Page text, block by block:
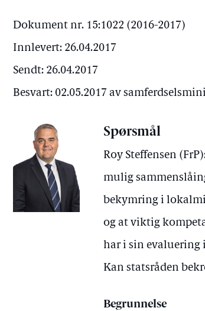
Dokument nr. 15:1022 (2016-2017)
Innlevert: 26.04.2017
Sendt: 26.04.2017
Besvart: 02.05.2017 av
Spørsmål
Roy Steffensen
mulig
bekymring i
og at viktig
har i sin evaluering
Kan statsråden
Begrunnelse